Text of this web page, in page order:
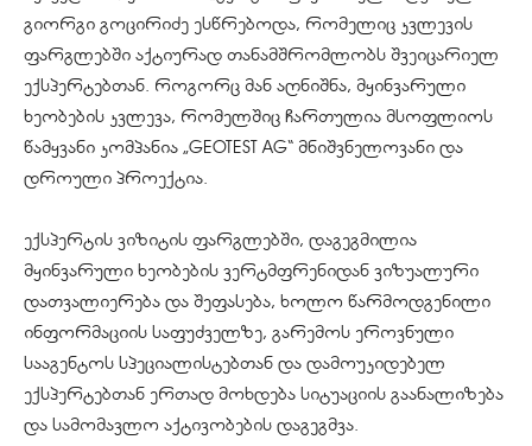
გიორგი გოცირიძე ესწრებოდა, რომელიც კვლევის
ფარგლებში აქტიურად თანამშრომლობს შვეიცარიელ
ექსპერტებთან. როგორც მან აღნიშნა, მყინვარული
ხეობების კვლევა, რომელშიც ჩართულია მსოფლიოს
წამყვანი კომპანია „GEOTEST AG“ მნიშვნელოვანი და
დროული პროექტია.
ექსპერტის ვიზიტის ფარგლებში, დაგეგმილია
მყინვარული ხეობების ვერტმფრენიდან ვიზუალური
დათვალიერება და შეფასება, ხოლო წარმოდგენილი
ინფორმაციის საფუძველზე, გარემოს ეროვნული
სააგენტოს სპეციალისტებთან და დამოუკიდებელ
ექსპერტებთან ერთად მოხდება სიტუაციის გაანალიზება
და სამომავლო აქტივობების დაგეგმვა.